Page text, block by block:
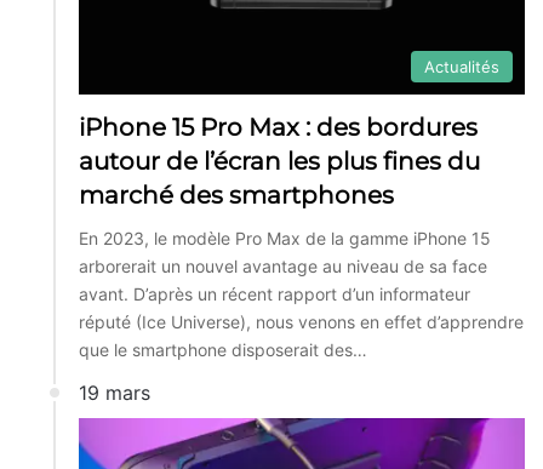
Actualités
iPhone 15 Pro Max : des bordures
autour de l’écran les plus fines du
marché des smartphones
En 2023, le modèle Pro Max de la gamme iPhone 15
arborerait un nouvel avantage au niveau de sa face
avant. D’après un récent rapport d’un informateur
réputé (Ice Universe), nous venons en effet d’apprendre
que le smartphone disposerait des…
19 mars